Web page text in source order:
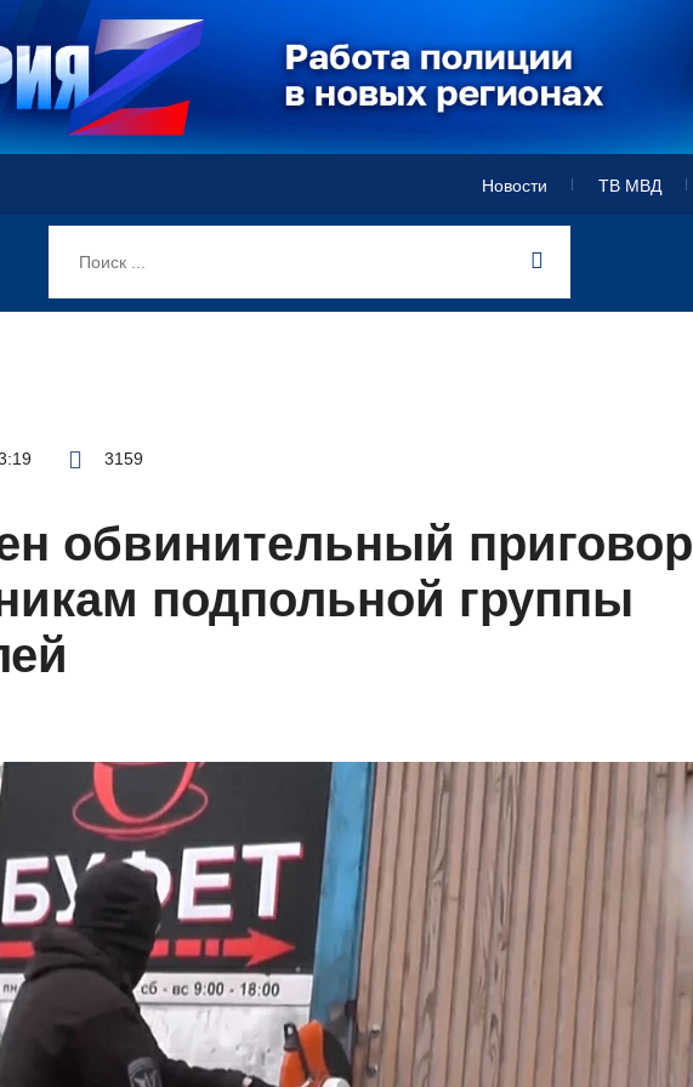
Новости ТВ МВД
3159
обвинительный приговор
подпольной группы